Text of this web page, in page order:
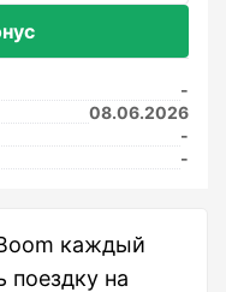
-
08.06.2026
-
-
каждый
поездку на